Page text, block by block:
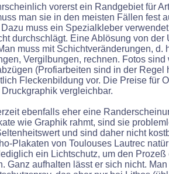
vorerst ein Randgebiet für
man sie in den meisten Fällen fest
muss ein Spezialkleber
durchschlägt. Eine Ablösung von der
muss mit Schichtveränderungen, d.
Vergilbungen, rechnen. Fotos
(Profiarbeiten sind in der Regel
Fleckenbildung vor. Die Preise für
vergleichbar.
ebenfalls eher eine
wie Graphik rahmt, sind sie
und sind daher nicht
Plakaten von Toulouses Lautrec
ein Lichtschutz, um den
Ganz aufhalten lässt er sich nicht.